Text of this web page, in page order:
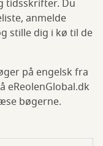
tidsskrifter. Du
anmelde
stille dig i kø til de
på engelsk fra
eReolenGlobal.dk
bøgerne.